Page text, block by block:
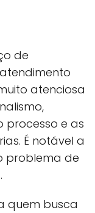
de
atenciosa
e as
É notável a
problema de
quem busca